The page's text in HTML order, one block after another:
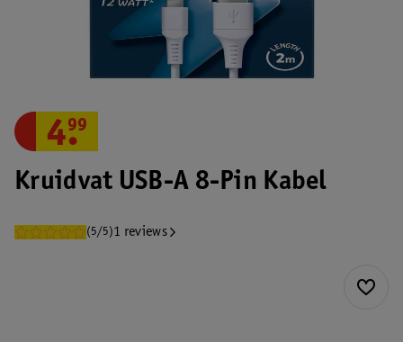
Kruidvat USB-A 8-Pin Kabel
(5/5)1 reviews
4.
99